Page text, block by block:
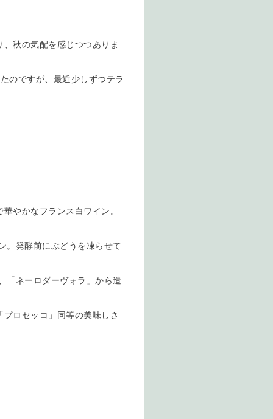
秋の気配を感じつつありま
のですが、最近少しずつテラ
やかなフランス白ワイン。
。発酵前にぶどうを凍らせて
「ネーロダーヴォラ」から造
ロセッコ」同等の美味しさ